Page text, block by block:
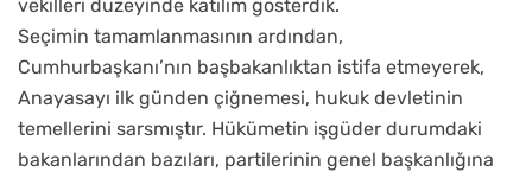
vekilleri düzeyinde katılım gösterdik.
Seçimin tamamlanmasının ardından,
Cumhurbaşkanı’nın başbakanlıktan istifa etmeyerek,
Anayasayı ilk günden çiğnemesi, hukuk devletinin
temellerini sarsmıştır. Hükümetin işgüder durumdaki
bakanlarından bazıları, partilerinin genel başkanlığına